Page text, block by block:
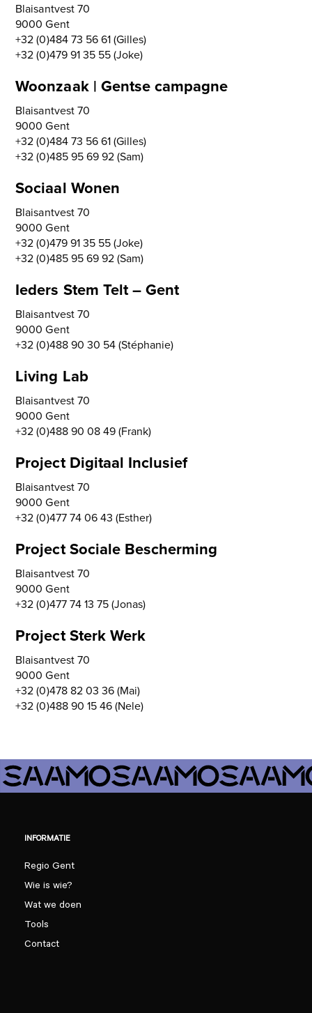
Blaisantvest 70
9000 Gent
+32 (0)484 73 56 61 (Gilles)
+32 (0)479 91 35 55 (Joke)
Woonzaak | Gentse campagne
Blaisantvest 70
9000 Gent
+32 (0)484 73 56 61 (Gilles)
+32 (0)485 95 69 92 (Sam)
Sociaal Wonen
Blaisantvest 70
9000 Gent
+32 (0)479 91 35 55 (Joke)
+32 (0)485 95 69 92 (Sam)
Ieders Stem Telt – Gent
Blaisantvest 70
9000 Gent
+32 (0)488 90 30 54 (Stéphanie)
Living Lab
Blaisantvest 70
9000 Gent
+32 (0)488 90 08 49 (Frank)
Project Digitaal Inclusief
Blaisantvest 70
9000 Gent
+32 (0)477 74 06 43 (Esther)
Project Sociale Bescherming
Blaisantvest 70
9000 Gent
+32 (0)477 74 13 75 (Jonas)
Project Sterk Werk
Blaisantvest 70
9000 Gent
+32 (0)478 82 03 36 (Mai)
+32 (0)488 90 15 46 (Nele)
INFORMATIE
Regio Gent
Wie is wie?
Wat we doen
Tools
Contact